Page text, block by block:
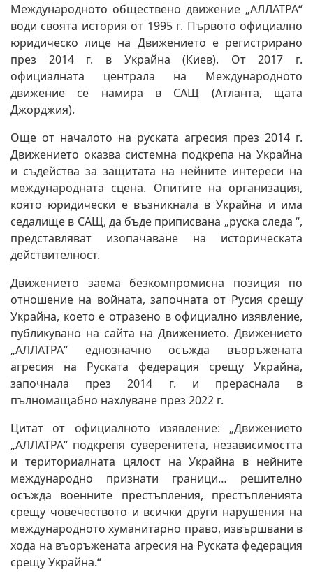
Международното обществено движение „АЛЛАТРА“
води своята история от 1995 г. Първото официално
юридическо лице на Движението е регистрирано
през 2014 г. в Украйна (Киев). От 2017 г.
официалната централа на Международното
движение се намира в САЩ (Атланта, щата
Джорджия).
Още от началото на руската агресия през 2014 г.
Движението оказва системна подкрепа на Украйна
и съдейства за защитата на нейните интереси на
международната сцена. Опитите на организация,
която юридически е възникнала в Украйна и има
седалище в САЩ, да бъде приписвана „руска следа “,
представляват изопачаване на историческата
действителност.
Движението заема безкомпромисна позиция по
отношение на войната, започната от Русия срещу
Украйна, което е отразено в официално изявление,
публикувано на сайта на Движението. Движението
„АЛЛАТРА“ еднозначно осъжда въоръжената
агресия на Руската федерация срещу Украйна,
започнала през 2014 г. и прераснала в
пълномащабно нахлуване през 2022 г.
Цитат от официалното изявление: „Движението
„АЛЛАТРА“ подкрепя суверенитета, независимостта
и териториалната цялост на Украйна в нейните
международно признати граници… решително
осъжда военните престъпления, престъпленията
срещу човечеството и всички други нарушения на
международното хуманитарно право, извършвани в
хода на въоръжената агресия на Руската федерация
срещу Украйна.“